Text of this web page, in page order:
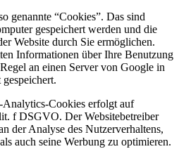
genannte “Cookies”. Das sind
gespeichert werden und die
Website durch Sie ermöglichen.
Informationen über Ihre Benutzung
an einen Server von Google in
Cookies erfolgt auf
f DSGVO. Der Websitebetreiber
der Analyse des Nutzerverhaltens,
auch seine Werbung zu optimieren.